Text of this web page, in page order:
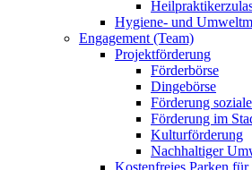
Hygiene- und
Engagement (Team)
Projektförderung
Förderbörse
Dingebörse
Förderung
Förderung im
Kulturförderung
Nachhaltiger
Kostenfreies Parken